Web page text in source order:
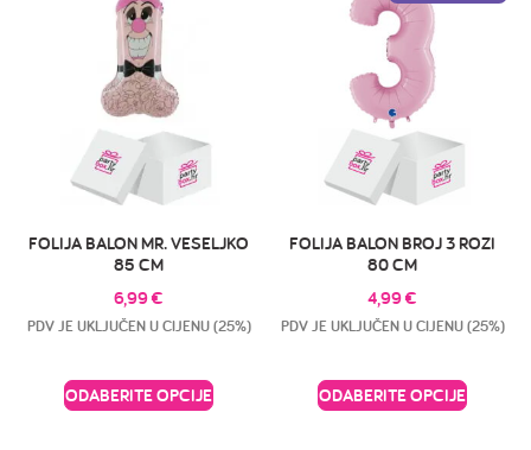
FOLIJA BALON MR. VESELJKO
85 CM
6,99€
PDV JE UKLJUČEN U CIJENU (25%)
ODABERITE OPCIJE
FOLIJA BALON BROJ 3 ROZI
80 CM
4,99€
PDV JE UKLJUČEN U CIJENU (25%)
ODABERITE OPCIJE